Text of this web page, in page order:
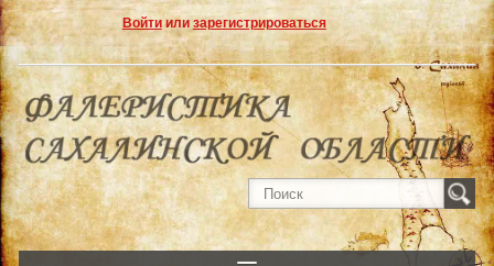
Войтиили зарегистрироваться